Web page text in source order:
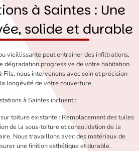
à Saintes : Une
solide et durable
vieillissante peut entraîner des infiltrations,
dégradation progressive de votre habitation.
Fils, nous intervenons avec soin et précision
longévité de votre couverture.
à Saintes incluent :
toiture existante : Remplacement des tuiles
de la sous-toiture et consolidation de la
Nous travaillons avec des matériaux de
une finition esthétique et durable.